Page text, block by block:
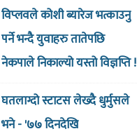
विप्लवले कोशी ब्यारेज भत्काउनु
पर्ने भन्दै युवाहरु तातेपछि
नेकपाले निकाल्यो यस्तो विज्ञप्ति !
घतलाग्दो स्टाटस लेख्दै धुर्मुसले
भने - '७७ दिनदेखि